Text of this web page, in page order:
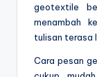
geotextile
menambah
tulisan terasa
Cara pesan